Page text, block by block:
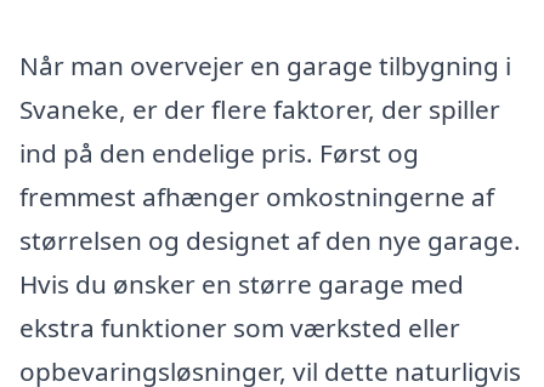
Når man overvejer en garage tilbygning i
Svaneke, er der flere faktorer, der spiller
ind på den endelige pris. Først og
fremmest afhænger omkostningerne af
størrelsen og designet af den nye garage.
Hvis du ønsker en større garage med
ekstra funktioner som værksted eller
opbevaringsløsninger, vil dette naturligvis